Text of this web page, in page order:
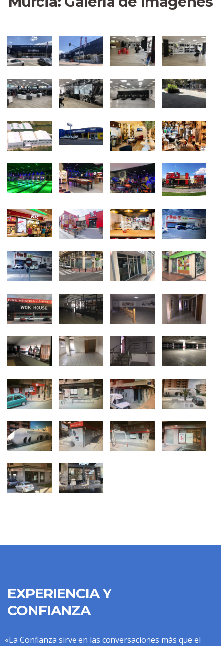
Locales Comerciales
Nos hemos rodeado de
grandes operadores
Oficinas
Todas ellas ubicadas en el
centro de la capital, donde
conglomerado del mismo tipo
de activo.
EXPERIENCIA Y
CONFIANZA
«La Confianza sirve en las conversaciones más que el